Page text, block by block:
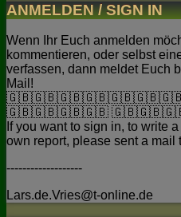
ANMELDEN / SIGN IN
Wenn Ihr Euch anmelden
kommentieren, oder selbst
verfassen, dann meldet Euch
Mail!
🇬🇧🇬🇧🇬🇧🇬🇧
If you want to sign in, to write
own report, please sent a mail
-------------------
Lars.de.Vries@t-online.de